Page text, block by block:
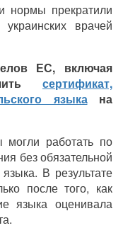
нормы прекратили
врачей
ЕС, включая
сертификат,
языкана
работать по
без обязательной
В результате
после того, как
языка оценивала